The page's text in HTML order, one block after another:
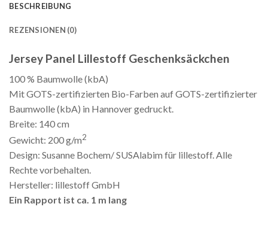
BESCHREIBUNG
REZENSIONEN (0)
Jersey Panel Lillestoff Geschenksäckchen
100 % Baumwolle (kbA)
Mit GOTS-zertifizierten Bio-Farben auf GOTS-zertifizierter
Baumwolle (kbA) in Hannover gedruckt.
Breite: 140 cm
Gewicht: 200 g/m2
Design: Susanne Bochem/ SUSAlabim für lillestoff. Alle
Rechte vorbehalten.
Hersteller: lillestoff GmbH
Ein Rapport ist ca. 1 m lang